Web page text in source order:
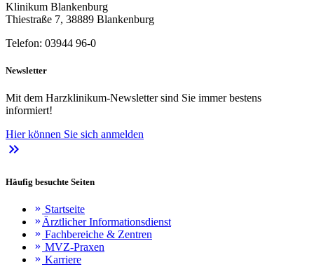
Klinikum Blankenburg
Thiestraße 7, 38889 Blankenburg
Telefon: 03944 96-0
Newsletter
Mit dem Harzklinikum-Newsletter sind Sie immer bestens
informiert!
Hier können Sie sich anmelden
keyboard_double_arrow_right
Häufig besuchte Seiten
keyboard_double_arrow_right Startseite
keyboard_double_arrow_right Ärztlicher Informationsdienst
keyboard_double_arrow_right Fachbereiche & Zentren
keyboard_double_arrow_right MVZ-Praxen
keyboard_double_arrow_right Karriere